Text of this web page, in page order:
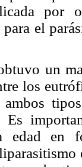
por
el
un
los
ambos
Es
edad en